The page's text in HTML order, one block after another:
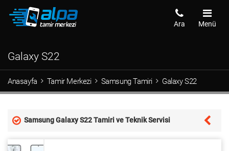
Menü
Ara
Galaxy S22
Anasayfa Tamir Merkezi Samsung Tamiri Galaxy S22
Samsung Galaxy S22 Tamiri ve Teknik Servisi